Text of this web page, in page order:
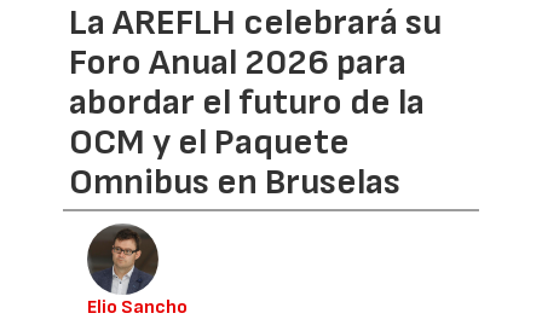
La AREFLH celebrará su
Foro Anual 2026 para
abordar el futuro de la
OCM y el Paquete
Omnibus en Bruselas
Elio Sancho